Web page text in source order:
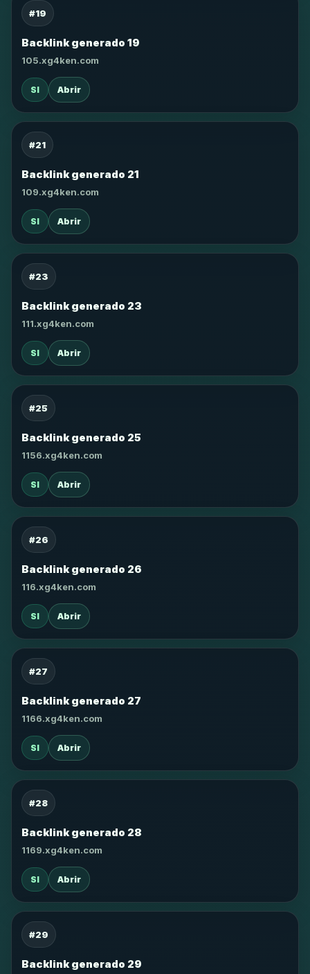
#19
Backlink generado 19
105.xg4ken.com
SI Abrir
#21
Backlink generado 21
109.xg4ken.com
SI Abrir
#23
Backlink generado 23
111.xg4ken.com
SI Abrir
#25
Backlink generado 25
1156.xg4ken.com
SI Abrir
#26
Backlink generado 26
116.xg4ken.com
SI Abrir
#27
Backlink generado 27
1166.xg4ken.com
SI Abrir
#28
Backlink generado 28
1169.xg4ken.com
SI Abrir
#29
Backlink generado 29